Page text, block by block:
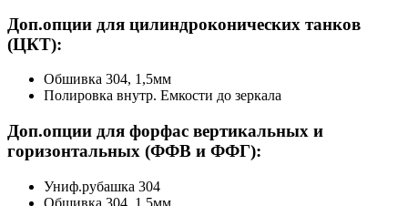
Доп.опции для цилиндроконических танков
(ЦКТ):
Обшивка 304, 1,5мм
Полировка внутр. Емкости до зеркала
Доп.опции для форфас вертикальных и
горизонтальных (ФФВ и ФФГ):
Униф.рубашка 304
Обшивка 304, 1,5мм